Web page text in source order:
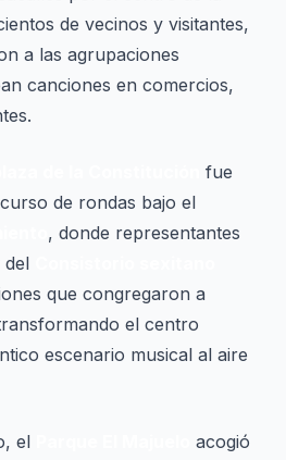
de vecinos y visitantes,
a las agrupaciones
canciones en comercios,
fue
de rondas bajo el
, donde representantes
del
que congregaron a
el centro
escenario musical al aire
el
acogió